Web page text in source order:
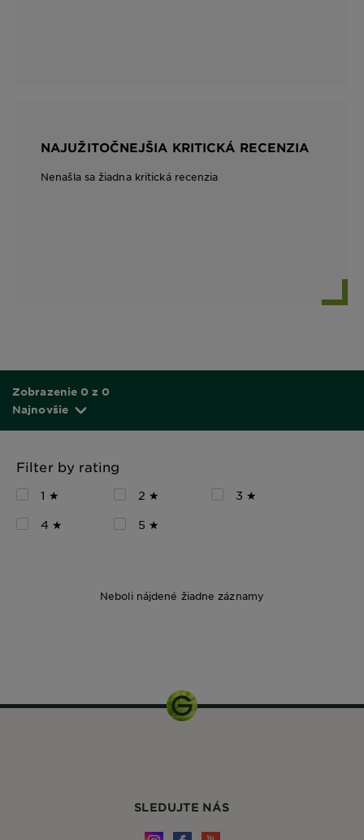
NAJUŽITOČNEJŠIA KRITICKÁ RECENZIA
Nenašla sa žiadna kritická recenzia
Zobrazenie 0 z 0
Najnovšie
Filter by rating
1 ★ 2 ★
3 ★
4 ★
5 ★
Neboli nájdené žiadne záznamy
SLEDUJTE NÁS